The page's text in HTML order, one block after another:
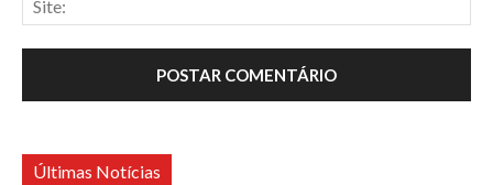
Últimas Notícias